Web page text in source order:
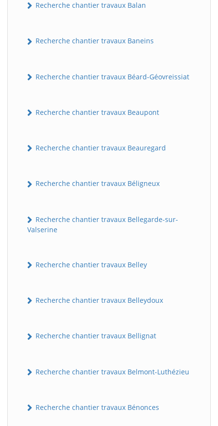
Recherche chantier travaux Balan
Recherche chantier travaux Baneins
Recherche chantier travaux Béard-Géovreissiat
Recherche chantier travaux Beaupont
Recherche chantier travaux Beauregard
Recherche chantier travaux Béligneux
Recherche chantier travaux Bellegarde-sur-
Valserine
Recherche chantier travaux Belley
Recherche chantier travaux Belleydoux
Recherche chantier travaux Bellignat
Recherche chantier travaux Belmont-Luthézieu
Recherche chantier travaux Bénonces